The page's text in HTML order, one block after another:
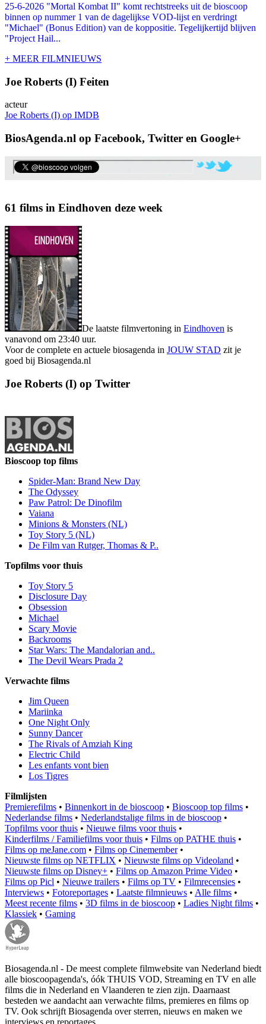
25-6-2026 "Mortal Kombat II" komt rechtstreeks uit de bioscoop
binnen op nummer 1 van de dagelijkse VOD-lijst en verdringt
"Michael" (Bonus Edition) van de koppositie. Tegelijkertijd blijven
"Project Hail...
+ MEER FILMNIEUWS
Joe Roberts (I) Feiten
acteur
Joe Roberts (I) op IMDB
BiosAgenda.nl op Facebook, Twitter en Google+
61 films in Eindhoven deze week
De laatste filmvertoning in Eindhoven is
vanavond om 23:40 uur.
Voor de complete en actuele biosagenda in JOUW STAD zit je
goed bij Biosagenda.nl
Joe Roberts (I) op Twitter
Bioscoop top films
Spider-Man: Brand New Day
The Odyssey
Paw Patrol: De Dinofilm
Vaiana
Minions & Monsters (NL)
Toy Story 5 (NL)
De Film van Rutger, Thomas & P..
Topfilms voor thuis
Toy Story 5
Disclosure Day
Obsession
Michael
Scary Movie
Backrooms
Star Wars: The Mandalorian and..
The Devil Wears Prada 2
Verwachte films
Jim Queen
Mariinka
One Night Only
Sunny Dancer
The Rivals of Amziah King
Electric Child
Les enfants vont bien
Los Tigres
Filmlijsten
Premierefilms • Binnenkort in de bioscoop • Bioscoop top films •
Nederlandse films • Nederlandstalige films in de bioscoop •
Topfilms voor thuis • Nieuwe films voor thuis •
Kinderfilms / Familiefilms voor thuis • Films op PATHE thuis •
Films op meJane.com • Films op Cinemember•
Nieuwste films op NETFLIX • Nieuwste films op Videoland •
Nieuwste films op Disney+ • Films op Amazon Prime Video •
Films op Picl • Nieuwe trailers • Films op TV • Filmrecensies •
Interviews • Fotoreportages • Laatste filmnieuws • Alle films •
Meest recente films • 3D films in de bioscoop • Ladies Night films •
Klassiek • Gaming
Biosagenda.nl - De meest complete filmwebsite van Nederland biedt
alle bioscoopagenda's, óók THUIS VOD, Streaming en TV en alle
films die in Nederland en Vlaanderen te zien zijn. Daarnaast
besteden we aandacht aan verwachte films, premieres en films op
TV. Ook schrijft Biosagenda over sterren, nieuws en maken we
interviews en reportages.